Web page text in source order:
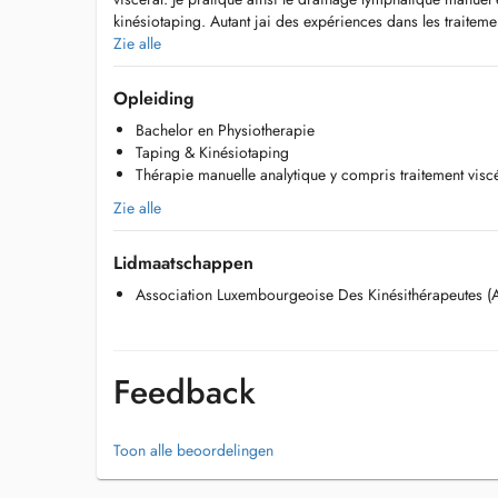
kinésiotaping. Autant jai des expériences dans les
Traitements a domicile: Luxembourg ville, Parc Hosingen,
Walferdange.
Ich versuche das Krankheitsbild immer ganzheitlich zu
Behandlung zu ermöglichen. Die Behandlung von
besonderem Interesse. Durch meine Fortbildung der
ich auch die viszerale Behandlung gelernt. Ebenso
und Taping sowie Kinesiotaping. Erfahrungen für
Zie alle
Opleiding
Bachelor en Physiotherapie
Taping & Kinésiotaping
Thérapie manuelle analytique y compris traitement
Zie alle
Lidmaatschappen
Association Luxembourgeoise Des Kinésithérapeutes
Feedback
Toon alle beoordelingen